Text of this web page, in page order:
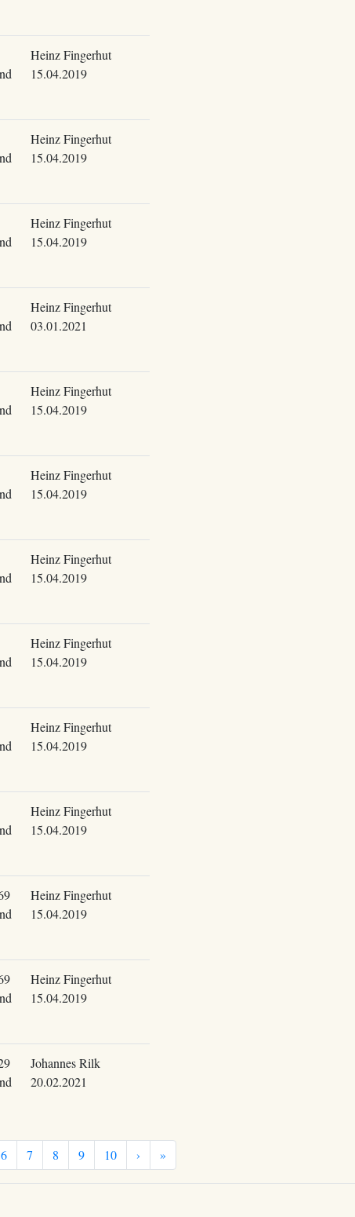
Heinz Fingerhut
15.04.2019
Heinz Fingerhut
15.04.2019
Heinz Fingerhut
15.04.2019
Heinz Fingerhut
03.01.2021
Heinz Fingerhut
15.04.2019
Heinz Fingerhut
15.04.2019
Heinz Fingerhut
15.04.2019
Heinz Fingerhut
15.04.2019
Heinz Fingerhut
15.04.2019
Heinz Fingerhut
15.04.2019
Heinz Fingerhut
15.04.2019
Heinz Fingerhut
15.04.2019
Johannes Rilk
20.02.2021
6 7 8 9 10 › »